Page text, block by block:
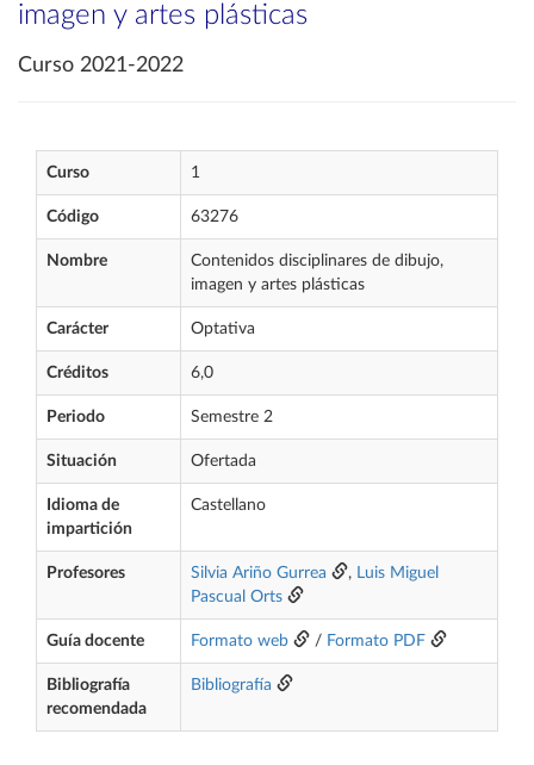
imagen y artes plásticas
Curso 2021-2022
Curso 1
Código 63276
Nombre
Contenidos disciplinares de dibujo,
imagen y artes plásticas
Carácter Optativa
Créditos 6,0
Periodo Semestre 2
Situación Ofertada
Idioma de
impartición
Castellano
Profesores Silvia Ariño Gurrea , Luis Miguel
Pascual Orts
Guía docente Formato web / Formato PDF
Bibliografía
recomendada
Bibliografía